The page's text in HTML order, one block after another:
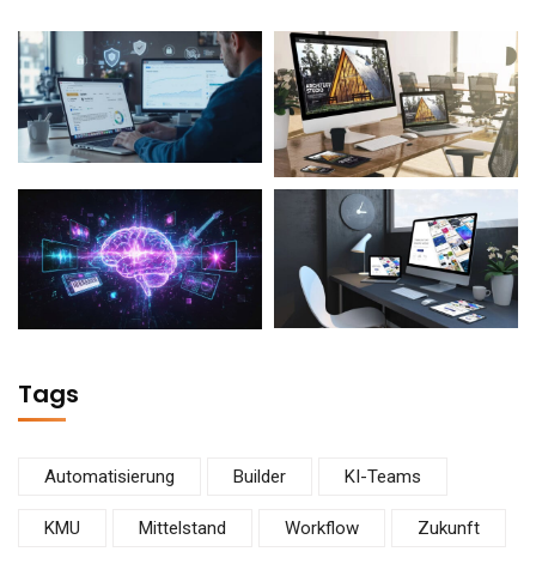
Tags
Automatisierung Builder KI-Teams
KMU Mittelstand Workflow Zukunft